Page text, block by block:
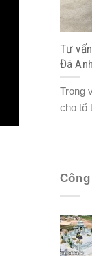
Tư
Đá
Trong
cho tổ